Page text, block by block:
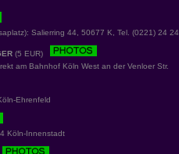
Salierring 44, 50677 K, Tel. (0221) 24
(5 EUR)
am Bahnhof Köln West an der Venloer Str.
Ehrenfeld
Köln-Innenstadt